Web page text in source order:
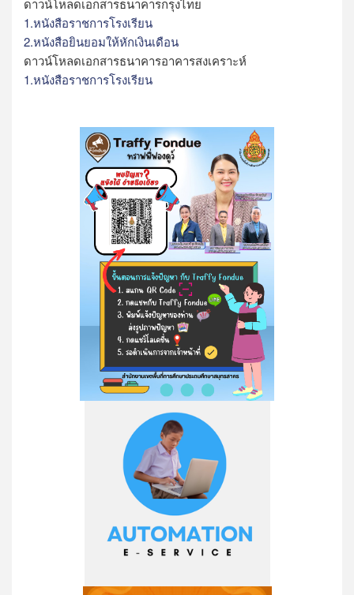
ดาวน์โหลดเอกสารธนาคารกรุงไทย
1.หนังสือราชการโรงเรียน
2.หนังสือยินยอมให้หักเงินเดือน
ดาวน์โหลดเอกสารธนาคารอาคารสงเคราะห์
1.หนังสือราชการโรงเรียน